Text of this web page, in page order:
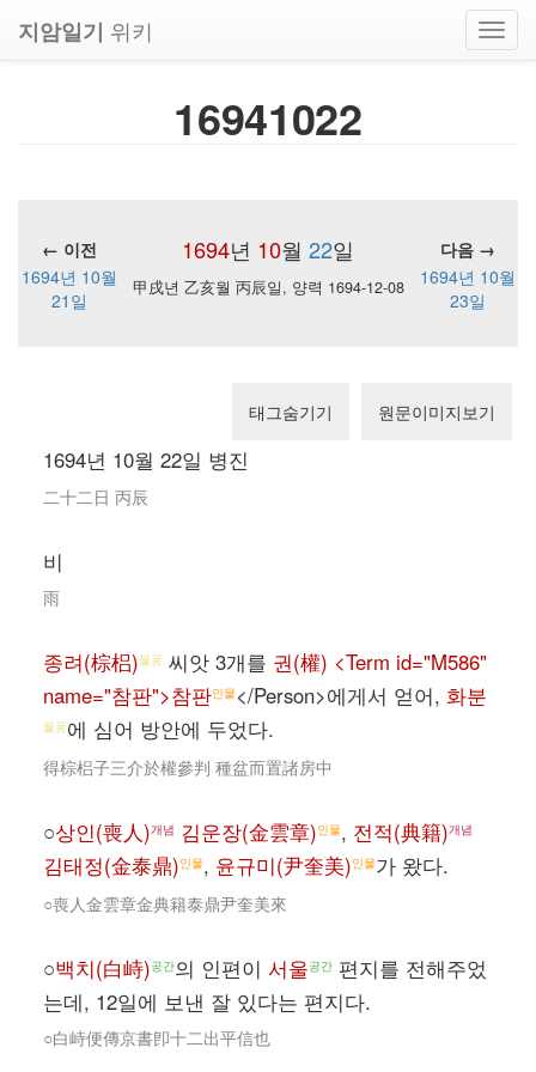
지암일기 위키
16941022
1694년 10월 22일
← 이전
다음 →
1694년 10월
21일
甲戌년 乙亥월 丙辰일, 양력 1694-12-08
1694년 10월
23일
태그숨기기 원문이미지보기
1694년 10월 22일 병진
二十二日 丙辰
비
雨
종려(棕梠)물품 씨앗 3개를 권(權) <Term id="M586"
name="참판">참판인물</Person>에게서 얻어, 화분
물품에 심어 방안에 두었다.
得棕梠子三介於權參判 種盆而置諸房中
○상인(喪人)개념 김운장(金雲章)인물, 전적(典籍)개념
김태정(金泰鼎)인물, 윤규미(尹奎美)인물가 왔다.
○喪人金雲章金典籍泰鼎尹奎美來
○백치(白峙)공간의 인편이 서울공간 편지를 전해주었
는데, 12일에 보낸 잘 있다는 편지다.
○白峙便傳京書卽十二出平信也